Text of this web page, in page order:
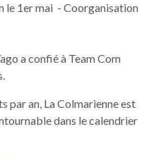
le 1er mai - Coorganisation
a confié à Team Com
par an, La Colmarienne est
dans le calendrier